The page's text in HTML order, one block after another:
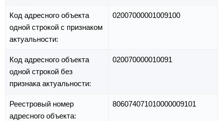
Код адресного объекта
одной строкой с признаком
актуальности:
02007000001009100
Код адресного объекта
одной строкой без
признака актуальности:
020070000010091
Реестровый номер
адресного объекта:
806074071010000009101